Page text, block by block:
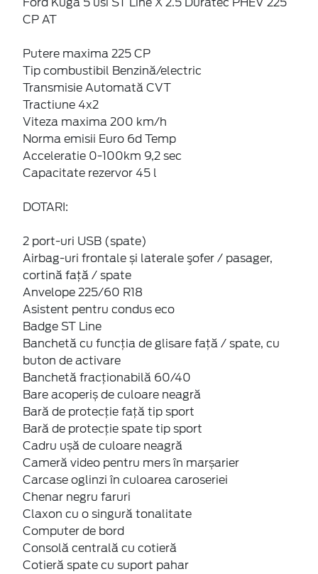
CP AT
Putere maxima 225 CP
Tip combustibil Benzină/electric
Transmisie Automată CVT
Tractiune 4x2
Viteza maxima 200 km/h
Norma emisii Euro 6d Temp
Acceleratie 0-100km 9,2 sec
Capacitate rezervor 45 l
DOTARI:
2 port-uri USB (spate)
Airbag-uri frontale și laterale şofer / pasager,
cortină faţă / spate
Anvelope 225/60 R18
Asistent pentru condus eco
Badge ST Line
Banchetă cu funcţia de glisare faţă / spate, cu
buton de activare
Banchetă fracționabilă 60/40
Bare acoperiș de culoare neagră
Bară de protecţie faţă tip sport
Bară de protecţie spate tip sport
Cadru ușă de culoare neagră
Cameră video pentru mers în marșarier
Carcase oglinzi în culoarea caroseriei
Chenar negru faruri
Claxon cu o singură tonalitate
Computer de bord
Consolă centrală cu cotieră
Cotieră spate cu suport pahar